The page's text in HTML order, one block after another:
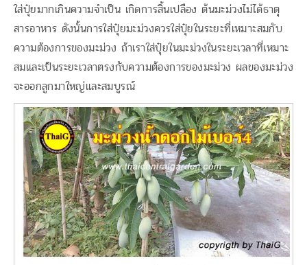
ใส่ปุ๋ยมากเกินความจำเป็น เกิดการสิ้นเปลือง ต้นมะม่วงไม่ได้ธาตุ
สารอาหาร ดังนั้นการใส่ปุ๋ยมะม่วงควรใส่ปุ๋ยในระยะที่เหมาะสมกับ
ความต้องการของมะม่วง ถ้าเราใส่ปุ๋ยในมะม่วงในระยะเวลาที่เหมาะ
สมและเป็นระยะเวลาตรงกับความต้องการของมะม่วง ผลของมะม่วง
จะออกลูกมาใหญ่และสมบูรณ์